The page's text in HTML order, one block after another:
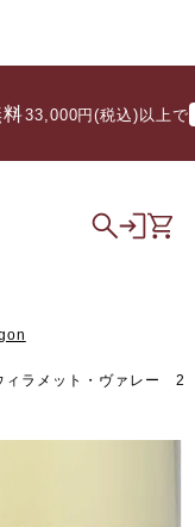
円(税込)以上で い
ラメット・ヴァレー 2